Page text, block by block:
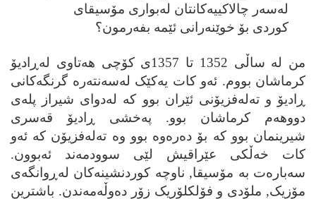
له‌سه‌ر چالاکییه‌کانتان له‌بواری مۆسیقای
کوردی بۆ خوێنه‌رانی ئێمه بفه‌رمون؟
من له ساڵی 1352 تا 1357ی کۆچی ھه‌تاوی له‌ڕادیۆ
کرماشان بووم. ئه‌و کات یه‌کێک له‌سه‌نته‌ره گرنگه‌کانی
ڕادیۆ و ته‌له‌فزیۆنی ئێران بوو که له‌دوای شیراز پله‌ی
دووھه‌م کرماشان بوو. په‌خشی ڕادیۆ قه‌سری
شیرینمان بوو که بۆ ده‌ره‌وه بوو وه ته‌له‌فزیۆن که ئه‌و
کات خه‌ڵکی عێراقیش لێی سوودمه‌ند ئه‌بوون.
سه‌باره‌ت به مۆسیقا, ناوچه کوردنشینه‌کان له‌ڕوانگه‌ی
مۆزیک, ملۆدی و فۆلکلۆریک زۆر ده‌وڵه‌مه‌ندن. باشترین